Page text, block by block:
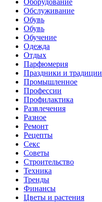
Обслуживание
Обувь
Обувь
Обучение
Одежда
Отдых
Парфюмерия
Праздники и традиции
Промышленное
Профессии
Профилактика
Развлечения
Разное
Ремонт
Рецепты
Секс
Советы
Строительство
Техника
Тренды
Финансы
Цветы и растения